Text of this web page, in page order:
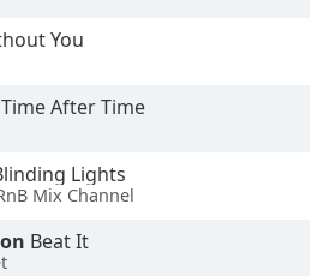
You
Time After Time
Lights
Mix Channel
Beat It